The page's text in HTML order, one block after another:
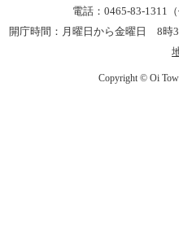
電話：0465-83-1311
開庁時間：月曜日から金曜日 8時
Copyright © Oi